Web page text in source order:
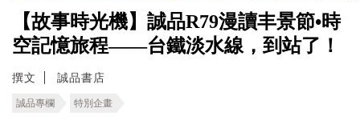
【故事時光機】誠品R79漫讀丰景節•時
空記憶旅程――台鐵淡水線，到站了！
撰文 誠品書店
誠品專欄 特別企畫